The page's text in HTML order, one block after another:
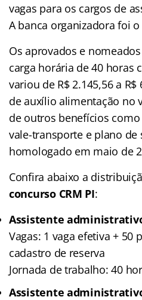
vagas para os cargos de
A banca organizadora foi
Os aprovados e
carga horária de 40 horas
variou de R$ 2.145,56 a
de auxílio alimentação no
de outros benefícios
vale-transporte e plano de
homologado em maio de
Confira abaixo a
concurso CRM PI:
Assistente
Vagas: 1 vaga efetiva + 50
cadastro de reserva
Jornada de trabalho: 40
Assistente